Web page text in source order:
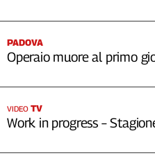
PADOVA
Operaio muore al primo
VIDEO TV
Work in progress –